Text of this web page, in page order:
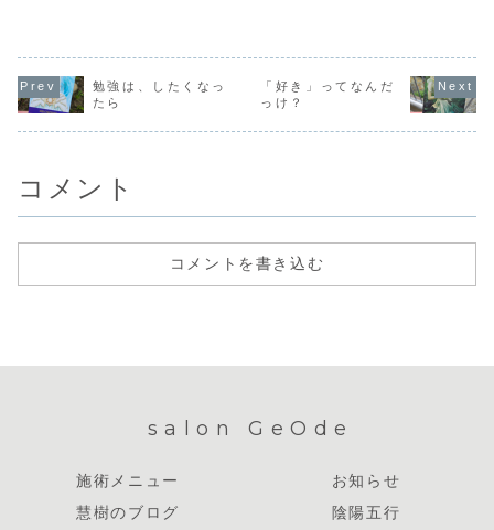
を同時に認識でき
します。例えば、
ピクサー映画の
『トイストーリ
ー』は子供の頃に
うしたものかな
ー」とぐるぐるの
なってしまうんで
は、一時的にもの
すごく打ち込むこ
る程度すると次の
かるけど、
わからなく
いぶん困っ
き、まわり
勉強は、したくなっ
たら
「好き」ってなんだ
っけ？
コメント
コメントを書き込む
salon GeOde
施術メニュー
お知らせ
慧樹のブログ
陰陽五行